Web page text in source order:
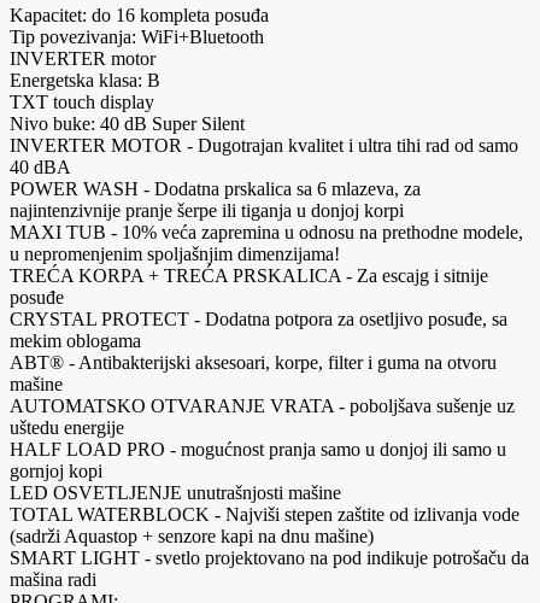
Kapacitet: do 16 kompleta posuđa
Tip povezivanja: WiFi+Bluetooth
INVERTER motor
Energetska klasa: B
TXT touch display
Nivo buke: 40 dB Super Silent
INVERTER MOTOR - Dugotrajan kvalitet i ultra tihi rad od samo
40 dBA
POWER WASH - Dodatna prskalica sa 6 mlazeva, za
najintenzivnije pranje šerpe ili tiganja u donjoj korpi
MAXI TUB - 10% veća zapremina u odnosu na prethodne modele,
u nepromenjenim spoljašnjim dimenzijama!
TREĆA KORPA + TREĆA PRSKALICA - Za escajg i sitnije
posuđe
CRYSTAL PROTECT - Dodatna potpora za osetljivo posuđe, sa
mekim oblogama
ABT® - Antibakterijski aksesoari, korpe, filter i guma na otvoru
mašine
AUTOMATSKO OTVARANJE VRATA - poboljšava sušenje uz
uštedu energije
HALF LOAD PRO - mogućnost pranja samo u donjoj ili samo u
gornjoj kopi
LED OSVETLJENJE unutrašnjosti mašine
TOTAL WATERBLOCK - Najviši stepen zaštite od izlivanja vode
(sadrži Aquastop + senzore kapi na dnu mašine)
SMART LIGHT - svetlo projektovano na pod indikuje potrošaču da
mašina radi